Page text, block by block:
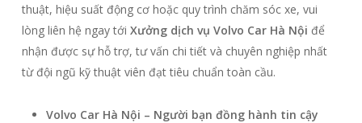
thuật, hiệu suất động cơ hoặc quy trình chăm sóc xe, vui
lòng liên hệ ngay tới Xưởng dịch vụ Volvo Car Hà Nội để
nhận được sự hỗ trợ, tư vấn chi tiết và chuyên nghiệp nhất
từ đội ngũ kỹ thuật viên đạt tiêu chuẩn toàn cầu.
Volvo Car Hà Nội – Người bạn đồng hành tin cậy